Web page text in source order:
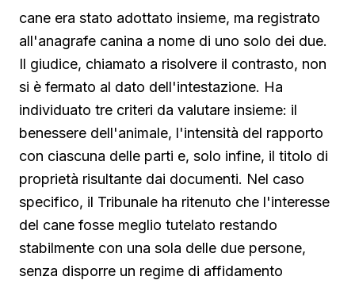
cane era stato adottato insieme, ma registrato
all'anagrafe canina a nome di uno solo dei due.
Il giudice, chiamato a risolvere il contrasto, non
si è fermato al dato dell'intestazione. Ha
individuato tre criteri da valutare insieme: il
benessere dell'animale, l'intensità del rapporto
con ciascuna delle parti e, solo infine, il titolo di
proprietà risultante dai documenti. Nel caso
specifico, il Tribunale ha ritenuto che l'interesse
del cane fosse meglio tutelato restando
stabilmente con una sola delle due persone,
senza disporre un regime di affidamento